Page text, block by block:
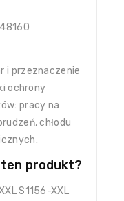
i przeznaczenie
ochrony
pracy na
chłodu
produkt?
S1156-XXL